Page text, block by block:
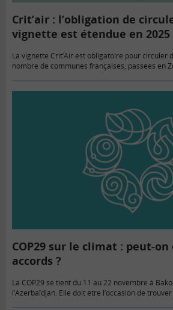
Crit’air : l’obligation de
vignette est étendue en 2025
La vignette Crit’Air est obligatoire pour circuler
nombre de communes françaises, passées en
COP29 sur le climat : peut-on
accords ?
La COP29 se tient du 11 au 22 novembre à
l’Azerbaïdjan. Elle doit être l’occasion de